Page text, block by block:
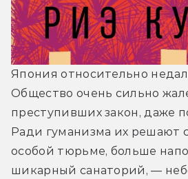
Япония относительно
Общество очень сильно
преступивших закон, даже
Ради гуманизма их решают
особой тюрьме, больше
шикарный санаторий, —